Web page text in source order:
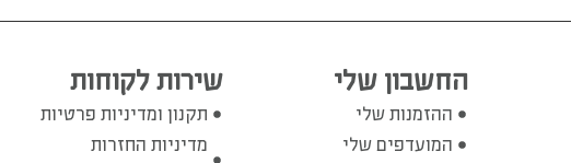
החשבון שלי
ההזמנות שלי
המועדפים שלי
שירות לקוחות
תקנון ומדיניות פרטיות
מדיניות החזרות